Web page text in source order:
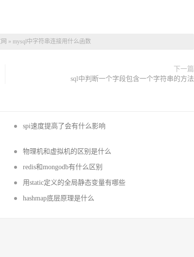
» mysql中字符串连接用什么函数
下一篇
sql中判断一个字段包含一个字符串的方法
spi速度提高了会有什么影响
物理机和虚拟机的区别是什么
redis和mongodb有什么区别
用static定义的全局静态变量有哪些
hashmap底层原理是什么